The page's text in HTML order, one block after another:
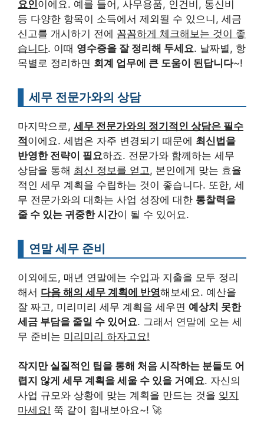
요인이에요. 예를 들어, 사무용품, 인건비, 통신비
등 다양한 항목이 소득에서 제외될 수 있으니, 세금
신고를 개시하기 전에 꼼꼼하게 체크해보는 것이 좋
습니다. 이때 영수증을 잘 정리해 두세요. 날짜별, 항
목별로 정리하면 회계 업무에 큰 도움이 된답니다~!
세무 전문가와의 상담
마지막으로, 세무 전문가와의 정기적인 상담은 필수
적이에요. 세법은 자주 변경되기 때문에 최신법을
반영한 전략이 필요하죠. 전문가와 함께하는 세무
상담을 통해 최신 정보를 얻고, 본인에게 맞는 효율
적인 세무 계획을 수립하는 것이 좋습니다. 또한, 세
무 전문가와의 대화는 사업 성장에 대한 통찰력을
줄 수 있는 귀중한 시간이 될 수 있어요.
연말 세무 준비
이외에도, 매년 연말에는 수입과 지출을 모두 정리
해서 다음 해의 세무 계획에 반영해보세요. 예산을
잘 짜고, 미리미리 세무 계획을 세우면 예상치 못한
세금 부담을 줄일 수 있어요. 그래서 연말에 오는 세
무 준비는 미리미리 하자고요!
작지만 실질적인 팁을 통해 처음 시작하는 분들도 어
렵지 않게 세무 계획을 세울 수 있을 거예요. 자신의
사업 규모와 상황에 맞는 계획을 만드는 것을 잊지
마세요! 쭉 같이 힘내보아요~! 🚀